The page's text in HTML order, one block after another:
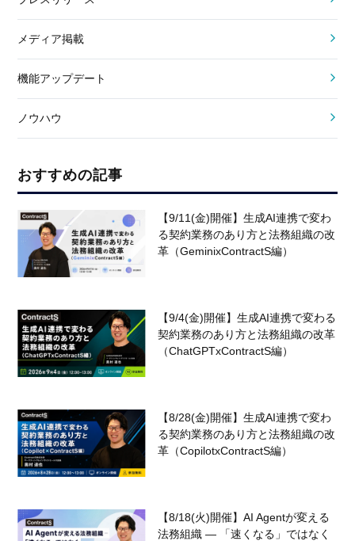
メディア掲載
機能アップデート
ノウハウ
おすすめの記事
【9/11(金)開催】生成AI連携で変わ
る契約業務のあり方と法務組織の改
革（GeminixContractS編）
【9/4(金)開催】生成AI連携で変わる
契約業務のあり方と法務組織の改革
（ChatGPTxContractS編）
【8/28(金)開催】生成AI連携で変わ
る契約業務のあり方と法務組織の改
革（CopilotxContractS編）
【8/18(火)開催】AI Agentが変える
法務組織 — 「速くなる」ではなく